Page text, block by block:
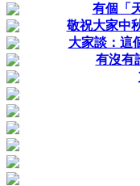
有個「
敬祝大家中
大家談：這
有沒有